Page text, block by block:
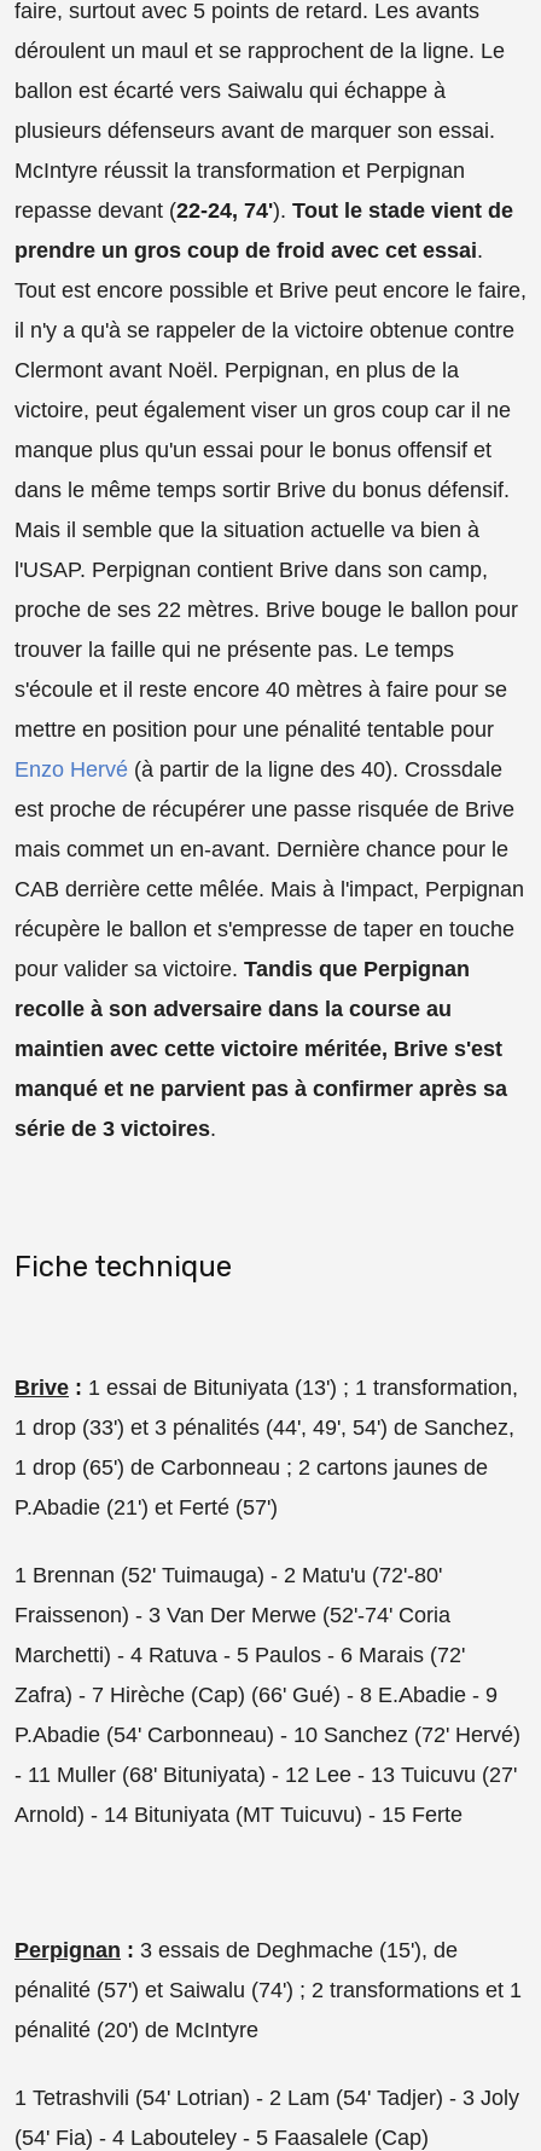
faire, surtout avec 5 points de retard. Les avants
déroulent un maul et se rapprochent de la ligne. Le
ballon est écarté vers Saiwalu qui échappe à
plusieurs défenseurs avant de marquer son essai.
McIntyre réussit la transformation et Perpignan
repasse devant (22-24, 74'). Tout le stade vient de
prendre un gros coup de froid avec cet essai.
Tout est encore possible et Brive peut encore le faire,
il n'y a qu'à se rappeler de la victoire obtenue contre
Clermont avant Noël. Perpignan, en plus de la
victoire, peut également viser un gros coup car il ne
manque plus qu'un essai pour le bonus offensif et
dans le même temps sortir Brive du bonus défensif.
Mais il semble que la situation actuelle va bien à
l'USAP. Perpignan contient Brive dans son camp,
proche de ses 22 mètres. Brive bouge le ballon pour
trouver la faille qui ne présente pas. Le temps
s'écoule et il reste encore 40 mètres à faire pour se
mettre en position pour une pénalité tentable pour
Enzo Hervé (à partir de la ligne des 40). Crossdale
est proche de récupérer une passe risquée de Brive
mais commet un en-avant. Dernière chance pour le
CAB derrière cette mêlée. Mais à l'impact, Perpignan
récupère le ballon et s'empresse de taper en touche
pour valider sa victoire. Tandis que Perpignan
recolle à son adversaire dans la course au
maintien avec cette victoire méritée, Brive s'est
manqué et ne parvient pas à confirmer après sa
série de 3 victoires.
Fiche technique
Brive : 1 essai de Bituniyata (13') ; 1 transformation,
1 drop (33') et 3 pénalités (44', 49', 54') de Sanchez,
1 drop (65') de Carbonneau ; 2 cartons jaunes de
P.Abadie (21') et Ferté (57')
1 Brennan (52' Tuimauga) - 2 Matu'u (72'-80'
Fraissenon) - 3 Van Der Merwe (52'-74' Coria
Marchetti) - 4 Ratuva - 5 Paulos - 6 Marais (72'
Zafra) - 7 Hirèche (Cap) (66' Gué) - 8 E.Abadie - 9
P.Abadie (54' Carbonneau) - 10 Sanchez (72' Hervé)
- 11 Muller (68' Bituniyata) - 12 Lee - 13 Tuicuvu (27'
Arnold) - 14 Bituniyata (MT Tuicuvu) - 15 Ferte
Perpignan : 3 essais de Deghmache (15'), de
pénalité (57') et Saiwalu (74') ; 2 transformations et 1
pénalité (20') de McIntyre
1 Tetrashvili (54' Lotrian) - 2 Lam (54' Tadjer) - 3 Joly
(54' Fia) - 4 Labouteley - 5 Faasalele (Cap)